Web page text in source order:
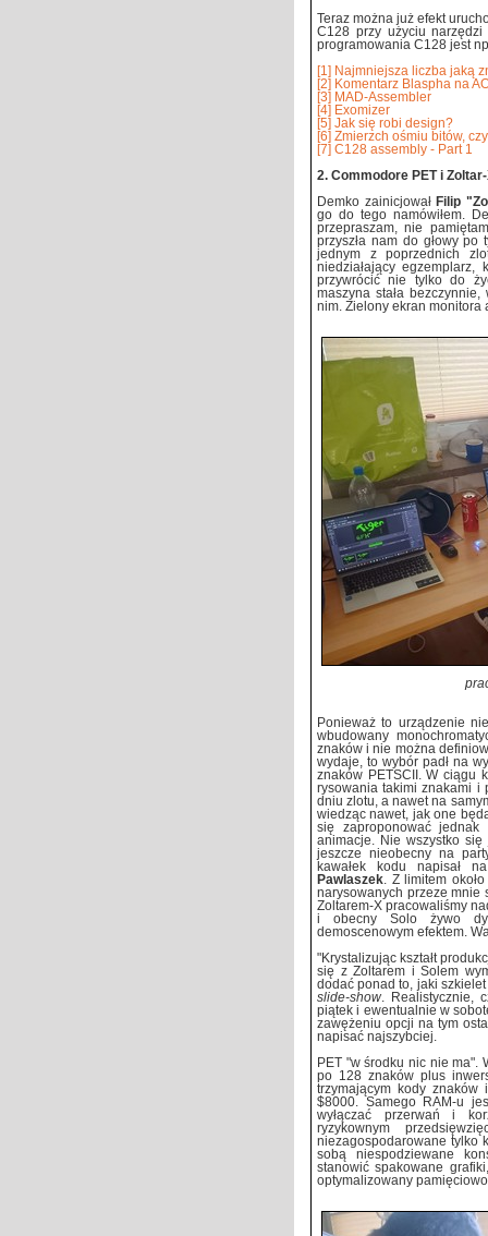
Teraz można już efekt
C128 przy użyciu narzędzi
programowania C128 jest
[1] Najmniejsza liczba jaką
[2] Komentarz Blaspha na
[3] MAD-Assembler
[4] Exomizer
[5] Jak się robi design?
[6] Zmierzch ośmiu bitów,
[7] C128 assembly - Part 1
2. Commodore PET i
Demko zainicjował Filip
go do tego namówiłem.
przepraszam, nie
przyszła nam do głowy
jednym z poprzednich
niedziałający egzemplarz,
przywrócić nie tylko do
maszyna stała
nim. Zielony ekran monitora
Ponieważ to urządzenie
wbudowany
znaków i nie można
wydaje, to wybór padł na
znaków PETSCII. W ciągu
rysowania takimi znakami i
dniu zlotu, a nawet na
wiedząc nawet, jak one
się zaproponować
animacje. Nie wszystko się
jeszcze nieobecny na
kawałek kodu napisał
Pawlaszek . Z limitem
narysowanych przeze mnie
Zoltarem-X pracowaliśmy
i obecny Solo żywo
demoscenowym efektem.
"Krystalizując kształt
się z Zoltarem i Solem
dodać ponad to, jaki
slide-show . Realistycznie,
piątek i ewentualnie w
zawężeniu opcji na tym
napisać najszybciej.
PET "w środku nic nie ma".
po 128 znaków plus
trzymającym kody
$8000. Samego RAM-u
wyłączać przerwań i
ryzykownym
niezagospodarowane tylko
sobą niespodziewane
stanowić spakowane
optymalizowany